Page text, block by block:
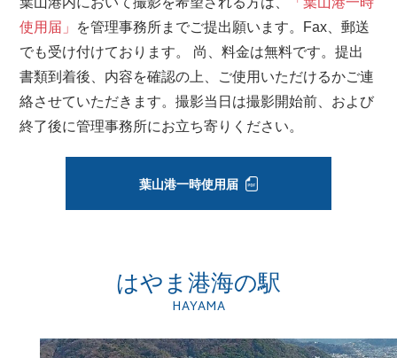
使用届」 を管理事務所までご提出願います。Fax、郵送
でも受け付けております。 尚、料金は無料です。提出
書類到着後、内容を確認の上、ご使用いただけるかご連
絡させていただきます。撮影当日は撮影開始前、および
終了後に管理事務所にお立ち寄りください。
葉山港一時使用届
はやま港海の駅
HAYAMA